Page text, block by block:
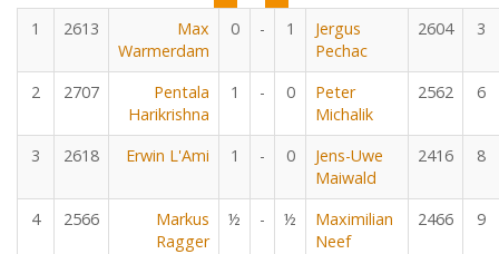
1
2613
Max
Warmerdam
0 - 1
Jergus
Pechac
2604 3
2 2707
Pentala
Harikrishna
1 - 0
Peter
Michalik
2562 6
3 2618 Erwin L'Ami 1 - 0
Jens-Uwe
Maiwald
2416 8
4 2566
Markus
Ragger
½ - ½
Maximilian
Neef
2466 9